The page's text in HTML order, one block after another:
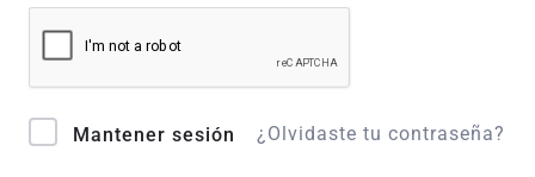
Mantener sesión ¿Olvidaste tu contraseña?